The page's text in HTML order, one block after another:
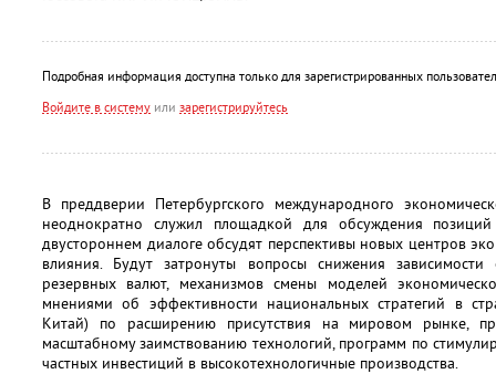
Подробная информация доступна только для зарегистрированных
Войдите в систему или зарегистрируйтесь
В преддверии Петербургского международного
неоднократно служил площадкой для обсуждения
двустороннем диалоге обсудят перспективы новых центров
влияния. Будут затронуты вопросы снижения
резервных валют, механизмов смены моделей
мнениями об эффективности национальных стратегий в
Китай) по расширению присутствия на мировом рынке,
масштабному заимствованию технологий, программ по
частных инвестиций в высокотехнологичные производства.